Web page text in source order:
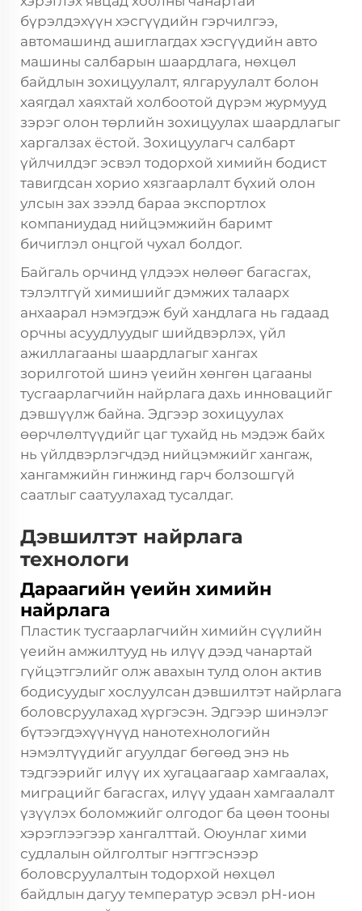
бүрэлдэхүүн хэсгүүдийн гэрчилгээ,
автомашинд ашиглагдах хэсгүүдийн авто
машины салбарын шаардлага, нөхцөл
байдлын зохицуулалт, ялгаруулалт болон
хаягдал хаяхтай холбоотой дүрэм журмууд
зэрэг олон төрлийн зохицуулах шаардлагыг
харгалзах ёстой. Зохицуулагч салбарт
үйлчилдэг эсвэл тодорхой химийн бодист
тавигдсан хорио хязгаарлалт бүхий олон
улсын зах зээлд бараа экспортлох
компаниудад нийцэмжийн баримт
бичиглэл онцгой чухал болдог.
Байгаль орчинд үлдээх нөлөөг багасгах,
тэлэлтгүй химишийг дэмжих талаарх
анхаарал нэмэгдэж буй хандлага нь гадаад
орчны асуудлуудыг шийдвэрлэх, үйл
ажиллагааны шаардлагыг хангах
зорилготой шинэ үеийн хөнгөн цагааны
тусгаарлагчийн найрлага дахь инновацийг
дэвшүүлж байна. Эдгээр зохицуулах
өөрчлөлтүүдийг цаг тухайд нь мэдэж байх
нь үйлдвэрлэгчдэд нийцэмжийг хангаж,
хангамжийн гинжинд гарч болзошгүй
саатлыг саатуулахад тусалдаг.
Дэвшилтэт найрлага
технологи
Дараагийн үеийн химийн
найрлага
Пластик тусгаарлагчийн химийн сүүлийн
үеийн амжилтууд нь илүү дээд чанартай
гүйцэтгэлийг олж авахын тулд олон актив
бодисуудыг хослуулсан дэвшилтэт найрлага
боловсруулахад хүргэсэн. Эдгээр шинэлэг
бүтээгдэхүүнүүд нанотехнологийн
нэмэлтүүдийг агуулдаг бөгөөд энэ нь
тэдгээрийг илүү их хугацаагаар хамгаалах,
миграцийг багасгах, илүү удаан хамгаалалт
үзүүлэх боломжийг олгодог ба цөөн тооны
хэрэглээгээр хангалттай. Оюунлаг хими
судлалын ойлголтыг нэгтгэснээр
боловсруулалтын тодорхой нөхцөл
байдлын дагуу температур эсвэл pH-ион